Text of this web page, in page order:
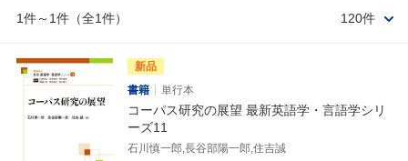
1件～1件（全1件） 120件
新品
書籍
単行本
コーパス研究の展望 最新英語学・言語学シリ
ーズ11
石川慎一郎,長谷部陽一郎,住吉誠